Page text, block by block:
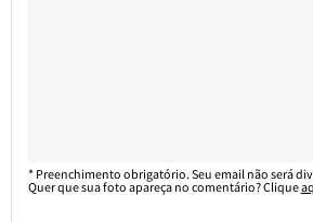
* Preenchimento obrigatório. Seu email não será
Quer que sua foto apareça no comentário? Clique